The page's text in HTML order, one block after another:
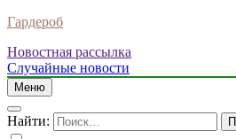
Гардероб
Новостная рассылка
Случайные новости
Меню
Найти: